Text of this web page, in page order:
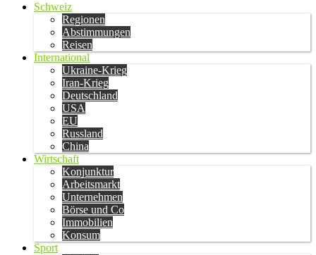
Schweiz
Regionen
Abstimmungen
Reisen
International
Ukraine-Krieg
Iran-Krieg
Deutschland
USA
EU
Russland
China
Wirtschaft
Konjunktur
Arbeitsmarkt
Unternehmen
Börse und Co
Immobilien
Konsum
Sport